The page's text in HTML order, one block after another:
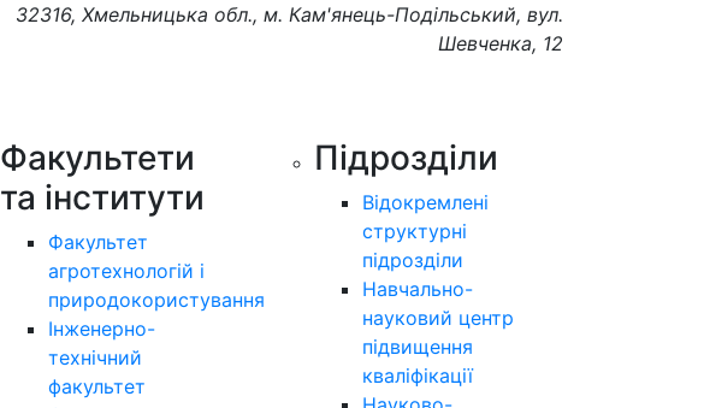
32316, Хмельницька обл., м. Кам'янець-Подільський, вул.
Шевченка, 12
Факультети
та інститути
Факультет
агротехнологій і
природокористування
Інженерно-
технічний
факультет
Підрозділи
Відокремлені
структурні
підрозділи
Навчально-
науковий центр
підвищення
кваліфікації